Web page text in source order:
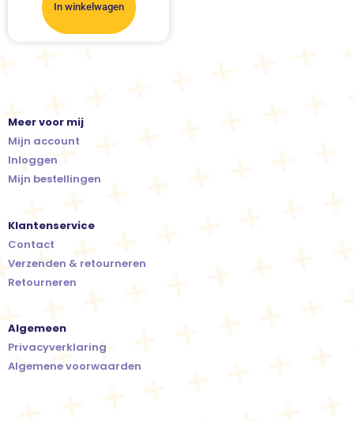
In winkelwagen
Meer voor mij
Mijn account
Inloggen
Mijn bestellingen
Klantenservice
Contact
Verzenden & retourneren
Retourneren
Algemeen
Privacyverklaring
Algemene voorwaarden